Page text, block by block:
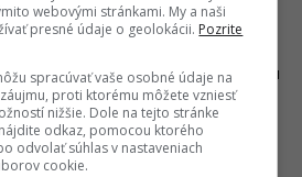
sa na realizáciuprvej etapy
lokalitách inde v meste –
či Ružinove – sa navyše
, ktoré majú byť skompletizované v roku
webovými stránkami. My a naši
presné údaje o geolokácii. Pozrite
spracúvať vaše osobné údaje na
proti ktorému môžete vzniesť
nižšie. Dole na tejto stránke
odkaz, pomocou ktorého
odvolať súhlas v nastaveniach
cookie.